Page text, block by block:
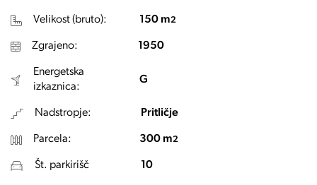
Velikost (bruto): 150 m2
Zgrajeno: 1950
Energetska
izkaznica:
G
Nadstropje: Pritličje
Parcela: 300 m2
Št. parkirišč 10